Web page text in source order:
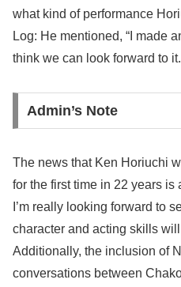
what kind of performance
Log: He mentioned, “I made
think we can look forward to it.
Admin’s Note
The news that Ken Horiuchi
for the first time in 22 years is
I’m really looking forward to
character and acting skills
Additionally, the inclusion of
conversations between